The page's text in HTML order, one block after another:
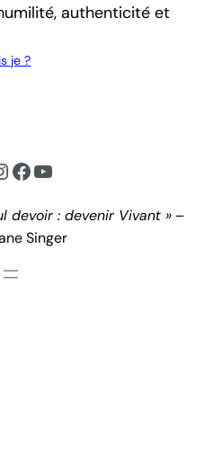
authenticité et
je ?
Facebook
YouTube
devoir : devenir Vivant » –
Singer